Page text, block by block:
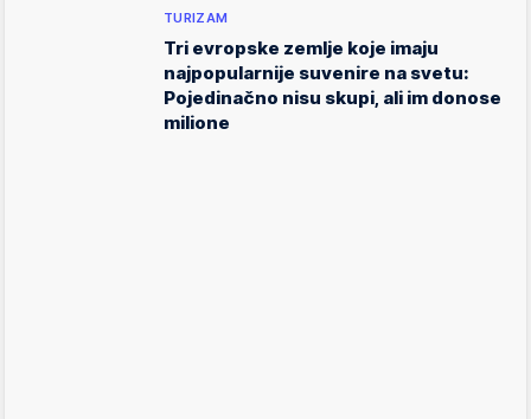
TURIZAM
Tri evropske zemlje koje imaju
najpopularnije suvenire na svetu:
Pojedinačno nisu skupi, ali im donose
milione